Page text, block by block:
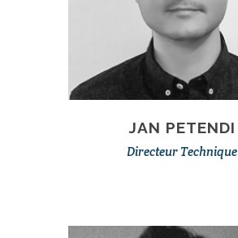
JAN PETENDI
Directeur Technique